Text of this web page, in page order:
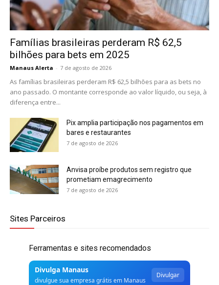
Famílias brasileiras perderam R$ 62,5
bilhões para bets em 2025
Manaus Alerta - 7 de agosto de 2026
As famílias brasileiras perderam R$ 62,5 bilhões para as bets no
ano passado. O montante corresponde ao valor líquido, ou seja, à
diferença entre...
Pix amplia participação nos pagamentos em
bares e restaurantes
7 de agosto de 2026
Anvisa proíbe produtos sem registro que
prometiam emagrecimento
7 de agosto de 2026
Sites Parceiros
Ferramentas e sites recomendados
Divulga Manaus
divulgue sua empresa grátis em Manaus
Divulgar